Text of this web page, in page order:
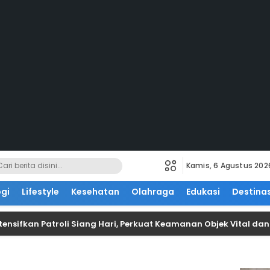
Kamis, 6 Agustus
Lifestyle Kesehatan Olahraga Edukasi
Patroli Siang Hari, Perkuat Keamanan Objek Vital